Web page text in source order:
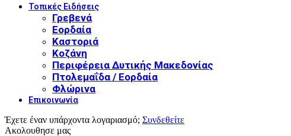
Τοπικές Ειδήσεις
Γρεβενά
Εορδαία
Καστοριά
Κοζάνη
Περιφέρεια Δυτικής Μακεδονίας
Πτολεμαΐδα / Εορδαία
Φλώρινα
Επικοινωνία
Έχετε έναν υπάρχοντα λογαριασμό; Συνδεθείτε
Ακολουθησε μας